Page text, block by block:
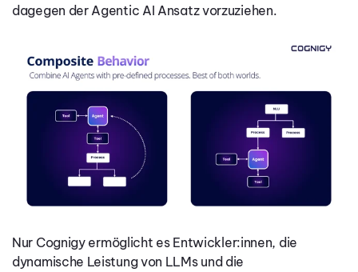
dagegen der Agentic AI Ansatz vorzuziehen.
Nur Cognigyermöglicht es Entwickler:innen, die
dynamische Leistung von LLMs und die